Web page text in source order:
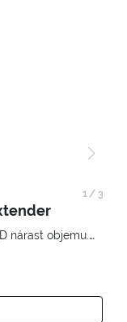
Riasenka Pupa v prevedení Extender. 3D nárast objemu. Nekonečne zhutnené a nadvihnuté riasy.
1 / 3